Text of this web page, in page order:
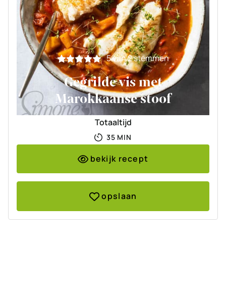
5van2stemmen
Gegrilde vis met
Marokkaanse stoof
Totaaltijd
35MINUTEN
MIN
bekijk recept
opslaan